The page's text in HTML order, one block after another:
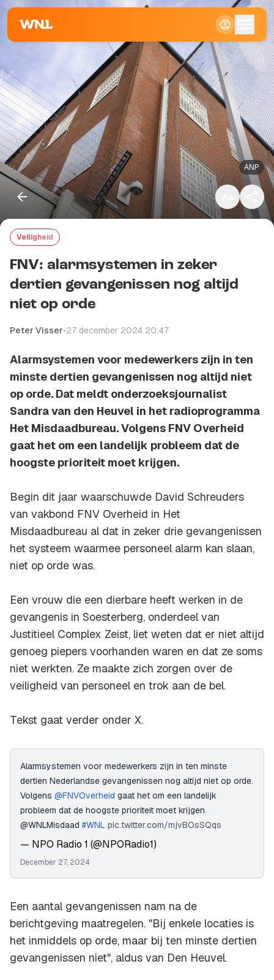
ANP
Klein
Standaard
Groot
Veiligheid
FNV: alarmsystemen in zeker
dertien gevangenissen nog altijd
niet op orde
Peter Visser•27 december 2024 20:47
Alarmsystemen voor medewerkers zijn in ten
minste dertien gevangenissen nog altijd niet
op orde. Dat meldt onderzoeksjournalist
Sandra van den Heuvel in het radioprogramma
Het Misdaadbureau. Volgens FNV Overheid
gaat het om een landelijk probleem dat de
hoogste prioriteit moet krijgen.
Begin dit jaar waarschuwde David Schreuders
van vakbond FNV Overheid in Het
Misdaadbureau al dat in zeker drie gevangenissen
het systeem waarmee personeel alarm kan slaan,
niet op orde was.
Een vrouw die een dierbare heeft werken in de
gevangenis in Soesterberg, onderdeel van
Justitieel Complex Zeist, liet weten dat er niet altijd
genoeg piepers voorhanden waren en dat ze soms
niet werkten. Ze maakte zich zorgen over de
veiligheid van personeel en trok aan de bel.
Tekst gaat verder onder X.
Alarmsystemen voor medewerkers zijn in ten minste
dertien Nederlandse gevangenissen nog altijd niet op orde.
Volgens @FNVOverheid gaat het om een landelijk
probleem dat de hoogste prioriteit moet krijgen.
@WNLMisdaad #WNL pic.twitter.com/mjvBOsSQqs
— NPO Radio 1 (@NPORadio1)
December 27, 2024
Een aantal gevangenissen nam na de
berichtgeving maatregelen. "Bij enkele locaties is
het inmiddels op orde, maar bij ten minste dertien
gevangenissen niet", aldus van Den Heuvel.